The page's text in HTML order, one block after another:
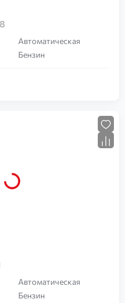
Автоматическая
Бензин
Автоматическая
Бензин